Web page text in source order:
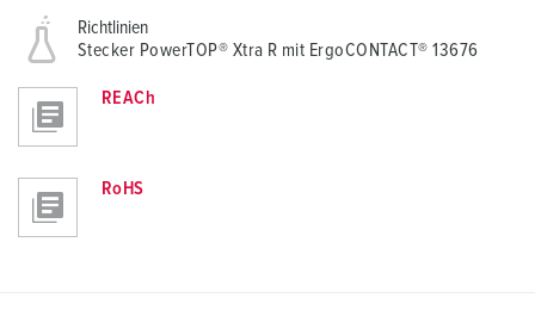
Richtlinien
Stecker PowerTOP® Xtra R mit ErgoCONTACT® 13676
REACh
RoHS